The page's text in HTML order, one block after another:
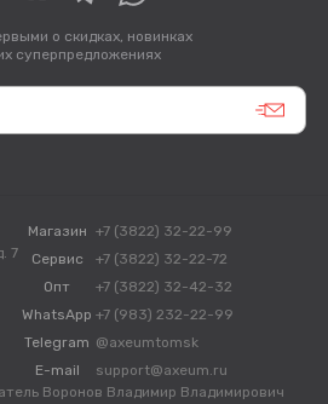
о скидках, новинках
суперпредложениях
7
Магазин +7 (3822) 32-22-99
Сервис
+7 (3822) 32-22-72
Опт
+7 (3822) 32-42-32
WhatsApp +7 (983) 232-22-99
Telegram @axeumtomsk
E-mail
support@axeum.ru
Воронов Владимир Владимирович